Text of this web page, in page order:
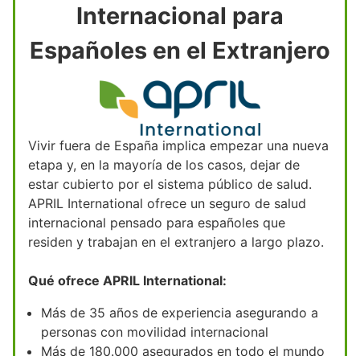
Internacional para
Españoles en el Extranjero
Vivir fuera de España implica empezar una nueva
etapa y, en la mayoría de los casos, dejar de
estar cubierto por el sistema público de salud.
APRIL International ofrece un seguro de salud
internacional pensado para españoles que
residen y trabajan en el extranjero a largo plazo.
Qué ofrece APRIL International:
Más de 35 años de experiencia asegurando a
personas con movilidad internacional
Más de 180.000 asegurados en todo el mundo